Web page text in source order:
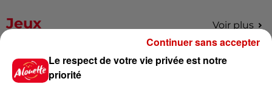
Jeux Voir plus
Gagnez vos places pour le
Festival du Roi Arthur 2026 !
Le respect de votre vie privée est notre
priorité
Continuer sans accepter